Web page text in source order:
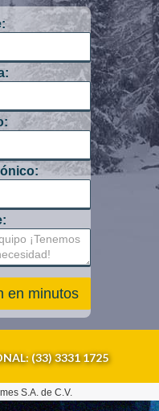
(33) 3331 1725
S.A. de C.V.